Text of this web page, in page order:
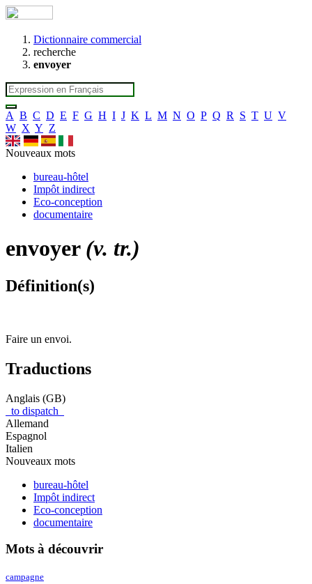
Dictionnaire commercial
recherche
envoyer
A B C D E F G H I J K L M N O P Q R S T U V
W X Y Z
Nouveaux mots
bureau-hôtel
Impôt indirect
Eco-conception
documentaire
envoyer (v. tr.)
Définition(s)
Faire un envoi.
Traductions
Anglais (GB)
to dispatch
Allemand
Espagnol
Italien
Nouveaux mots
bureau-hôtel
Impôt indirect
Eco-conception
documentaire
Mots à découvrir
campagne